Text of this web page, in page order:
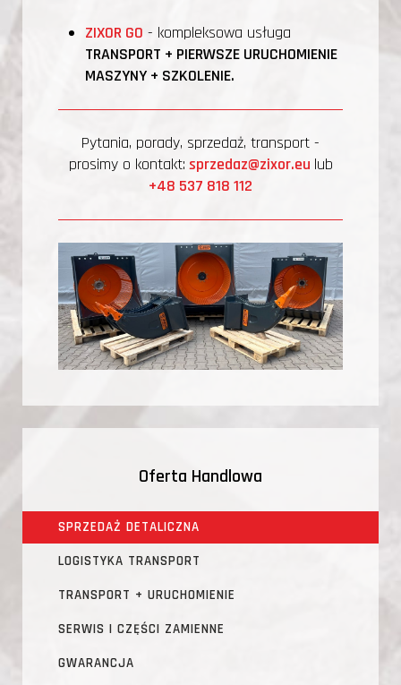
ZIXOR GO - kompleksowa usługa
TRANSPORT + PIERWSZE URUCHOMIENIE
MASZYNY + SZKOLENIE.
Pytania, porady, sprzedaż, transport -
prosimy o kontakt: sprzedaz@zixor.eu lub
+48 537 818 112
Oferta Handlowa
SPRZEDAŻ DETALICZNA
LOGISTYKA TRANSPORT
TRANSPORT + URUCHOMIENIE
SERWIS I CZĘŚCI ZAMIENNE
GWARANCJA